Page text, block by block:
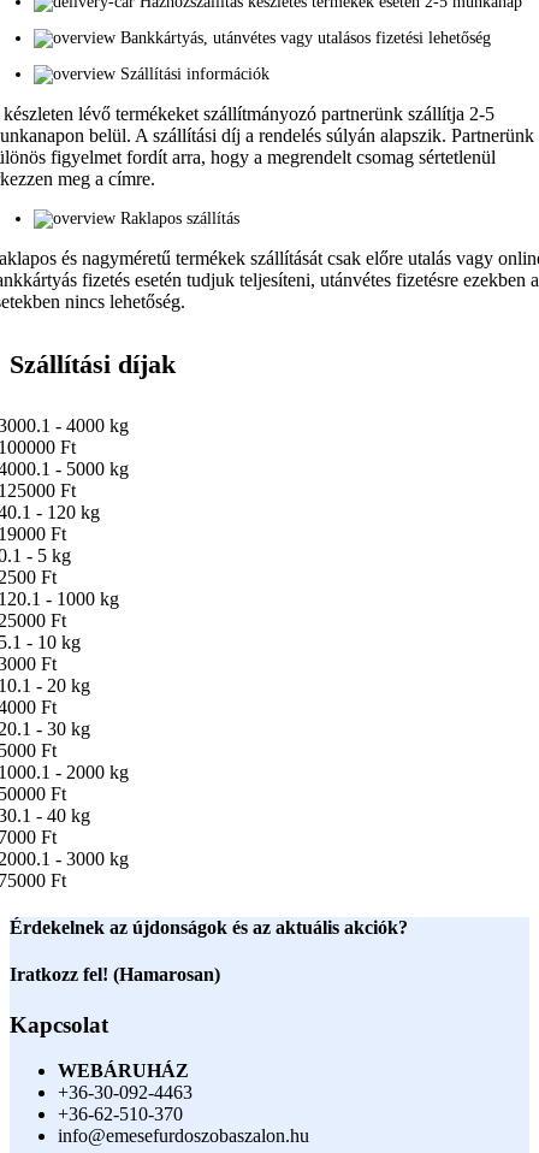
Bankkártyás, utánvétes vagy utalásos fizetési lehetőség
Szállítási információk
lévő termékeket szállítmányozó partnerünk szállítja 2-5
belül. A szállítási díj a rendelés súlyán alapszik. Partnerünk
figyelmet fordít arra, hogy a megrendelt csomag sértetlenül
meg a címre.
Raklapos szállítás
és nagyméretű termékek szállítását csak előre utalás vagy
fizetés esetén tudjuk teljesíteni, utánvétes fizetésre ezekben
nincs lehetőség.
Szállítási díjak
- 4000 kg
Ft
- 5000 kg
Ft
- 120 kg
Ft
- 5 kg
Ft
- 1000 kg
Ft
- 10 kg
Ft
- 20 kg
Ft
- 30 kg
Ft
- 2000 kg
Ft
- 40 kg
Ft
- 3000 kg
Ft
Érdekelnek az újdonságok és az aktuális akciók?
Iratkozz fel! (Hamarosan)
Kapcsolat
WEBÁRUHÁZ
+36-30-092-4463
+36-62-510-370
info@emesefurdoszobaszalon.hu